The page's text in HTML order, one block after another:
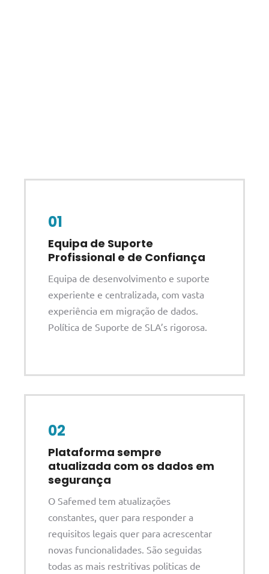
01
Equipa de Suporte
Profissional e de Confiança
Equipa de desenvolvimento e suporte
experiente e centralizada, com vasta
experiência em migração de dados.
Política de Suporte de SLA’s rigorosa.
02
Plataforma sempre
atualizada com os dados em
segurança
O Safemed tem atualizações
constantes, quer para responder a
requisitos legais quer para acrescentar
novas funcionalidades. São seguidas
todas as mais restritivas politicas de